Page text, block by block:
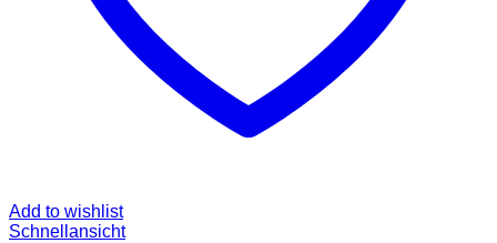
Add to wishlist
Schnellansicht